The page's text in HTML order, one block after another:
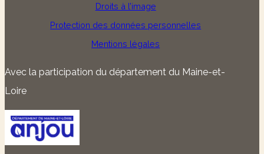
Droits à l’image
Protection des données personnelles
Mentions légales
Avec la participation du département du Maine-et-
Loire